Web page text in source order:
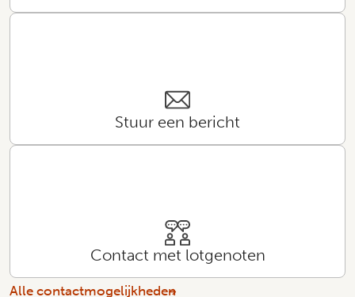
Stuur een bericht
Contact met lotgenoten
Alle contactmogelijkheden